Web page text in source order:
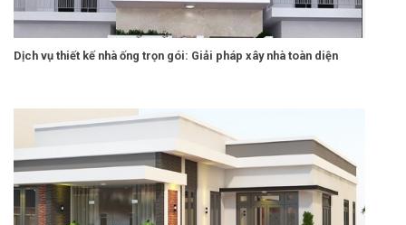
Dịch vụ thiết kế nhà ống trọn gói: Giải pháp xây nhà toàn diện